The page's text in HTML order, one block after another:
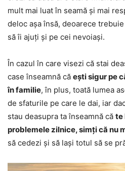
mult mai luat în seamă și mai
deloc așa însă, deoarece
să îi ajuți și pe cei nevoiași.
În cazul în care visezi că stai
case înseamnă că ești sigur pe
în familie, în plus, toată lumea
de sfaturile pe care le dai, iar
stau deasupra ta înseamnă că te
problemele zilnice, simți că nu
să cedezi și să lași totul să se